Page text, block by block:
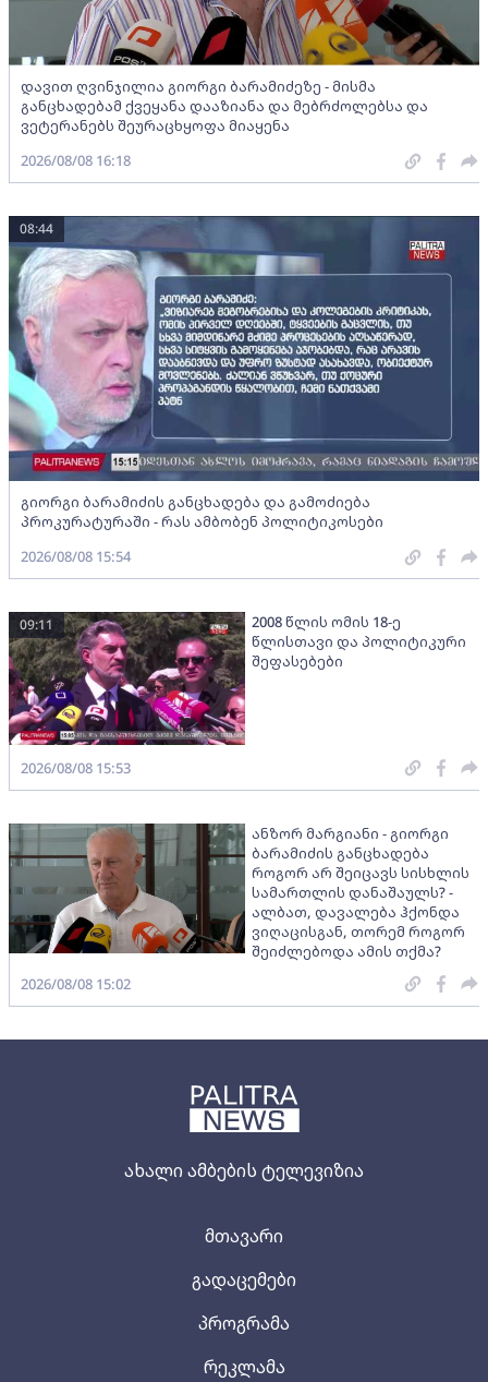
ახალი ამბების ტელევიზია
მთავარი
გადაცემები
პროგრამა
რეკლამა
დავით ღვინჯილია გიორგი ბარამიძეზე - მისმა
განცხადებამ ქვეყანა დააზიანა და მებრძოლებსა და
ვეტერანებს შეურაცხყოფა მიაყენა
2026/08/08 16:18
გიორგი ბარამიძის განცხადება და გამოძიება
პროკურატურაში - რას ამბობენ პოლიტიკოსები
08:44
2026/08/08 15:54
2008 წლის ომის 18-ე
წლისთავი და პოლიტიკური
შეფასებები
09:11
2026/08/08 15:53
ანზორ მარგიანი - გიორგი
ბარამიძის განცხადება
როგორ არ შეიცავს სისხლის
სამართლის დანაშაულს? -
ალბათ, დავალება ჰქონდა
ვიღაცისგან, თორემ როგორ
შეიძლებოდა ამის თქმა?
2026/08/08 15:02